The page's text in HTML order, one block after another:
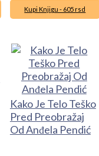
Kupi Knjigu - 605 rsd
Kako Je Telo Teško
Pred Preobražaj
Od Anđela Pendić